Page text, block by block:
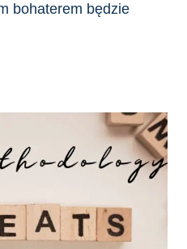
bohaterem będzie